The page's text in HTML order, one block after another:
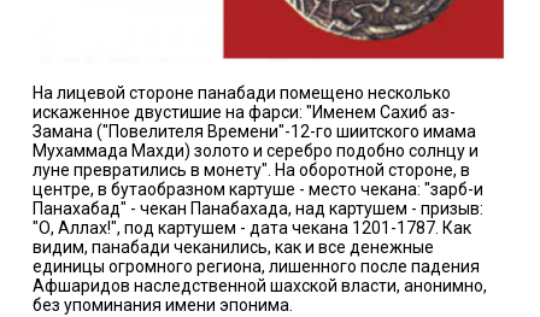
На лицевой стороне панабади помещено несколько
искаженное двустишие на фарси: "Именем Сахиб аз-
Замана ("Повелителя Времени"-12-го шиитского имама
Мухаммада Махди) золото и серебро подобно солнцу и
луне превратились в монету". На оборотной стороне, в
центре, в бутаобразном картуше - место чекана: "зарб-и
Панахабад" - чекан Панабахада, над картушем - призыв:
"О, Аллах!", под картушем - дата чекана 1201-1787. Как
видим, панабади чеканились, как и все денежные
единицы огромного региона, лишенного после падения
Афшаридов наследственной шахской власти, анонимно,
без упоминания имени эпонима.